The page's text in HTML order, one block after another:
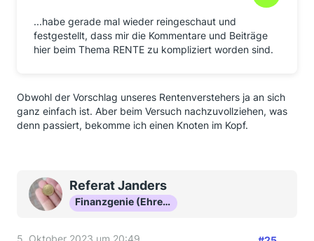
...habe gerade mal wieder reingeschaut und
festgestellt, dass mir die Kommentare und Beiträge
hier beim Thema RENTE zu kompliziert worden sind.
Obwohl der Vorschlag unseres Rentenverstehers ja an sich
ganz einfach ist. Aber beim Versuch nachzuvollziehen, was
denn passiert, bekomme ich einen Knoten im Kopf.
Referat Janders
Finanzgenie (Ehrenmitglied)
5. Oktober 2023 um 20:49